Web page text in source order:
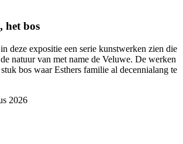
het bos
deze expositie een serie kunstwerken zien die
natuur van met name de Veluwe. De werken
bos waar Esthers familie al decennialang te
2026